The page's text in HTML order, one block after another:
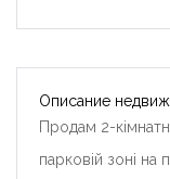
Описание
Продам 2-
парковій зоні